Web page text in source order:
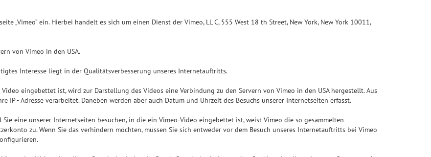
„Vimeo“ ein. Hierbei handelt es sich um einen Dienst der Vimeo, LL C, 555 West 18 th Street, New York, New York 10011,
von Vimeo in den USA.
Interesse liegt in der Qualitätsverbesserung unseres Internetauftritts.
eingebettet ist, wird zur Darstellung des Videos eine Verbindung zu den Servern von Vimeo in den USA hergestellt. Aus
IP - Adresse verarbeitet. Daneben werden aber auch Datum und Uhrzeit des Besuchs unserer Internetseiten erfasst.
eine unserer Internetseiten besuchen, in die ein Vimeo-Video eingebettet ist, weist Vimeo die so gesammelten
zu. Wenn Sie das verhindern möchten, müssen Sie sich entweder vor dem Besuch unseres Internetauftritts bei Vimeo